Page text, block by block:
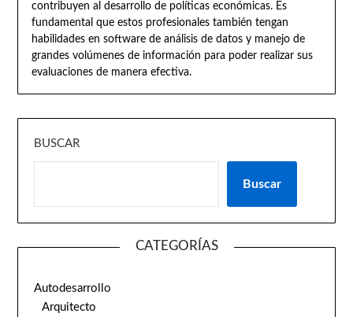
contribuyen al desarrollo de políticas económicas. Es
fundamental que estos profesionales también tengan
habilidades en software de análisis de datos y manejo de
grandes volúmenes de información para poder realizar sus
evaluaciones de manera efectiva.
BUSCAR
Buscar
CATEGORÍAS
Autodesarrollo
Arquitecto